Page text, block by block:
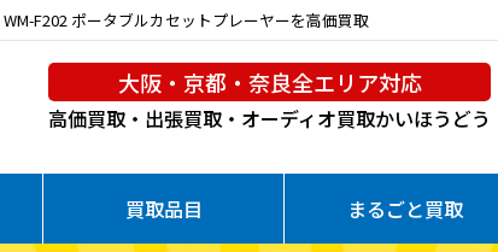
F202 ポータブルカセットプレーヤーを高価買取
大阪・京都・奈良全エリア対応
高価買取・出張買取・オーディオ買取かいほうどう
買取品目 まるごと買取